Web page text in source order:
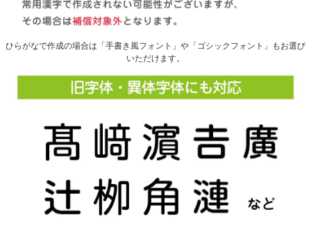
ひらがなで作成の場合は「手書き風フォント」や「ゴシックフォント」もお選び
いただけます。